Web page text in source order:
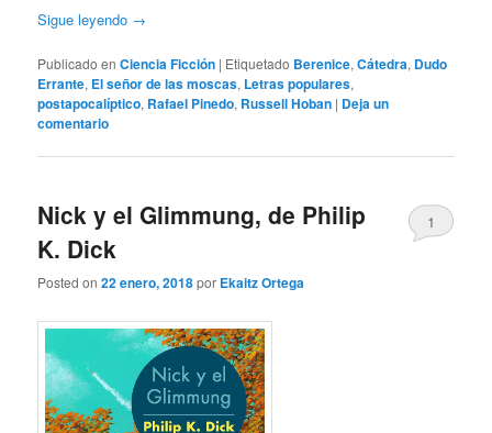
Sigue leyendo →
Publicado en Ciencia Ficción | Etiquetado Berenice,Cátedra, Dudo
Errante, El señor de las moscas, Letras populares,
postapocalíptico, Rafael Pinedo, Russell Hoban | Deja un
comentario
Nick y el Glimmung, de Philip
K. Dick
Posted on22 enero, 2018por Ekaitz Ortega
1